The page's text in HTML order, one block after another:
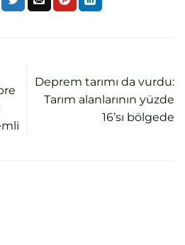
Deprem tarımı da vurdu:
Tarım alanlarının yüzde
16’sı bölgede